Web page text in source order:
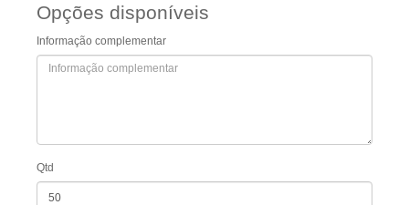
Opções disponíveis
Informação complementar
Qtd